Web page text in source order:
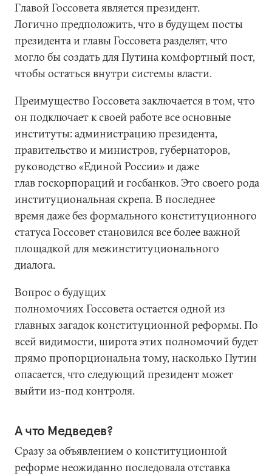
Главой Госсовета является президент.
Логично предположить, что в будущем посты
президента и главы Госсовета разделят, что
могло бы создать для Путина комфортный пост,
чтобы остаться внутри системы власти.
Преимущество Госсовета заключается в том, что
он подключает к своей работе все основные
институты: администрацию президента,
правительство и министров, губернаторов,
руководство «Единой России» и даже
глав госкорпораций и госбанков. Это своего рода
институциональная скрепа. В последнее
время даже без формального конституционного
статуса Госсовет становился все более важной
площадкой для межинституционального
диалога.
Вопрос о будущих
полномочиях Госсовета остается одной из
главных загадок конституционной реформы. По
всей видимости, широта этих полномочий будет
прямо пропорциональна тому, насколько Путин
опасается, что следующий президент может
выйти из-под контроля.
А что Медведев?
Сразу за объявлением о конституционной
реформе неожиданно последовала отставка